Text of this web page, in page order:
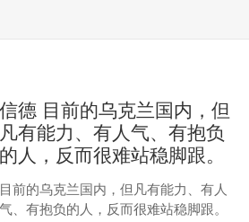
信德 目前的乌克兰国内，但
凡有能力、有人气、有抱负
的人，反而很难站稳脚跟。
目前的乌克兰国内，但凡有能力、有人
气、有抱负的人，反而很难站稳脚跟。